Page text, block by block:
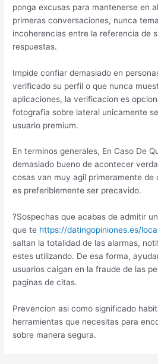
ponga excusas para mantenerse en
primeras conversaciones, nunca
incoherencias entre la referencia de
respuestas.
Impide confiar demasiado en
verificado su perfil o que nunca
aplicaciones, la verificacion es
fotografia sobre lateral unicamente
usuario premium.
En terminos generales, En Caso De
demasiado bueno de acontecer
cosas van muy agil primeramente de
es preferiblemente ser precavido.
?Sospechas que acabas de admitir
que te https://datingopiniones.es/
saltan la totalidad de las alarmas,
estes utilizando. De esa forma,
usuarios caigan en la fraude de las
paginas de citas.
Prevencion asi­ como significado
herramientas que necesitas para
sobre manera segura.